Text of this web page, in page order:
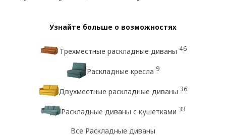
Узнайте больше о возможностях
Трехместные раскладные диваны 46
Раскладные кресла 9
Двухместные раскладные диваны 36
Раскладные диваны с кушетками 33
Все Раскладные диваны